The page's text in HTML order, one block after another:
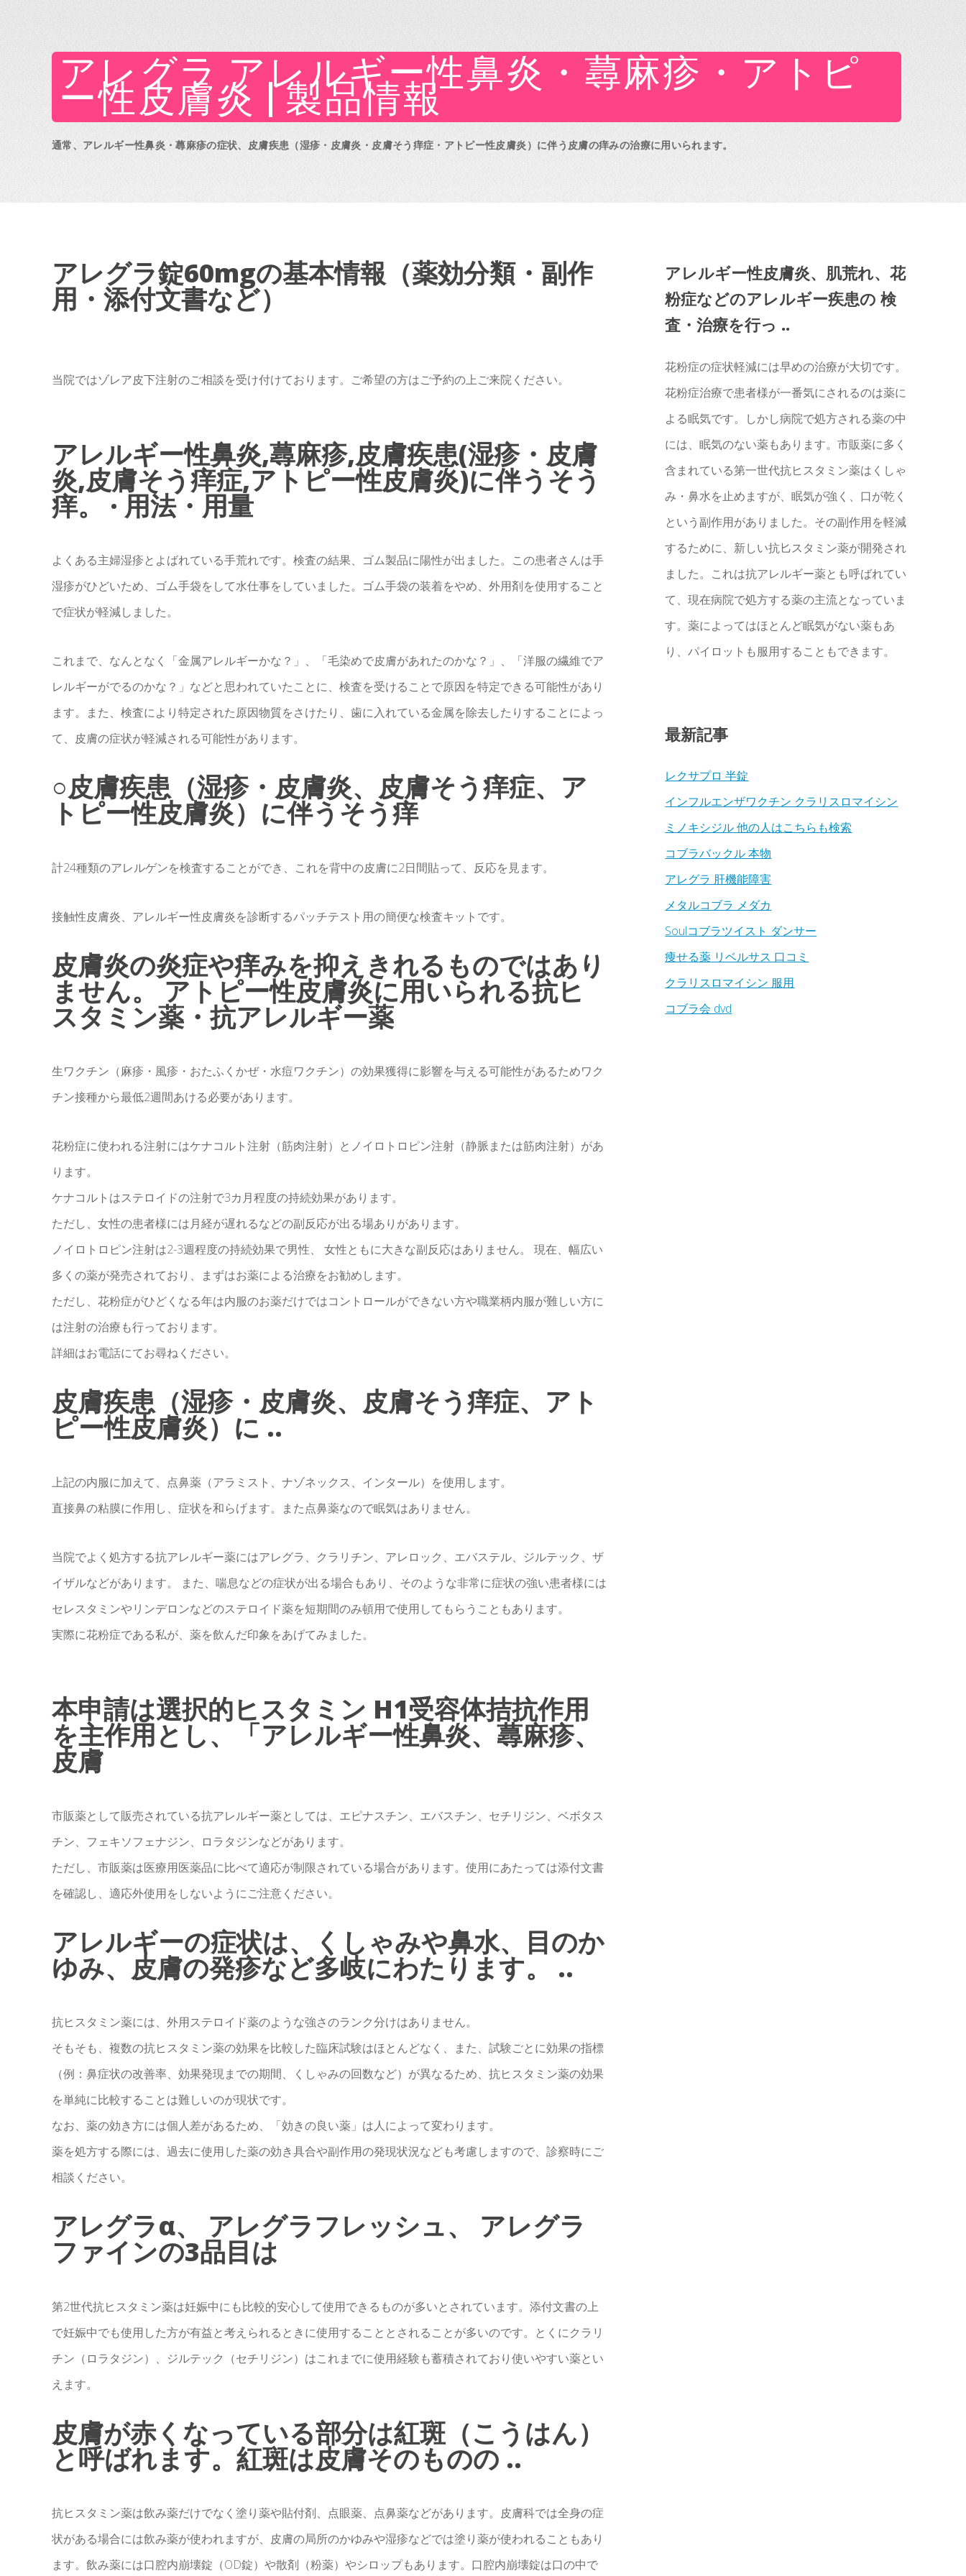
アレグラ アレルギー性鼻炎・蕁麻疹・アトピ
ー性皮膚炎 | 製品情報
通常、アレルギー性鼻炎・蕁麻疹の症状、皮膚疾患（湿疹・皮膚炎・皮膚そう痒症・アトピー性皮膚炎）に伴う皮膚の痒みの治療に用いられます。
アレグラ錠60mgの基本情報（薬効分類・副作
用・添付文書など）
当院ではゾレア皮下注射のご相談を受け付けております。ご希望の方はご予約の上ご来院ください。
アレルギー性鼻炎,蕁麻疹,皮膚疾患(湿疹・皮膚
炎,皮膚そう痒症,アトピー性皮膚炎)に伴うそう
痒。 · 用法・用量
よくある主婦湿疹とよばれている手荒れです。検査の結果、ゴム製品に陽性が出ました。この患者さんは手
湿疹がひどいため、ゴム手袋をして水仕事をしていました。ゴム手袋の装着をやめ、外用剤を使用すること
で症状が軽減しました。
これまで、なんとなく「金属アレルギーかな？」、「毛染めで皮膚があれたのかな？」、「洋服の繊維でア
レルギーがでるのかな？」などと思われていたことに、検査を受けることで原因を特定できる可能性があり
ます。また、検査により特定された原因物質をさけたり、歯に入れている金属を除去したりすることによっ
て、皮膚の症状が軽減される可能性があります。
○皮膚疾患（湿疹・皮膚炎、皮膚そう痒症、ア
トピー性皮膚炎）に伴うそう痒
計24種類のアレルゲンを検査することができ、これを背中の皮膚に2日間貼って、反応を見ます。
接触性皮膚炎、アレルギー性皮膚炎を診断するパッチテスト用の簡便な検査キットです。
皮膚炎の炎症や痒みを抑えきれるものではあり
ません。 アトピー性皮膚炎に用いられる抗ヒ
スタミン薬・抗アレルギー薬
生ワクチン（麻疹・風疹・おたふくかぜ・水痘ワクチン）の効果獲得に影響を与える可能性があるためワク
チン接種から最低2週間あける必要があります。
花粉症に使われる注射にはケナコルト注射（筋肉注射）とノイロトロピン注射（静脈または筋肉注射）があ
ります。
ケナコルトはステロイドの注射で3カ月程度の持続効果があります。
ただし、女性の患者様には月経が遅れるなどの副反応が出る場ありがあります。
ノイロトロピン注射は2-3週程度の持続効果で男性、 女性ともに大きな副反応はありません。 現在、幅広い
多くの薬が発売されており、まずはお薬による治療をお勧めします。
ただし、花粉症がひどくなる年は内服のお薬だけではコントロールができない方や職業柄内服が難しい方に
は注射の治療も行っております。
詳細はお電話にてお尋ねください。
皮膚疾患（湿疹・皮膚炎、皮膚そう痒症、アト
ピー性皮膚炎）に ..
上記の内服に加えて、点鼻薬（アラミスト、ナゾネックス、インタール）を使用します。
直接鼻の粘膜に作用し、症状を和らげます。また点鼻薬なので眠気はありません。
当院でよく処方する抗アレルギー薬にはアレグラ、クラリチン、アレロック、エバステル、ジルテック、ザ
イザルなどがあります。 また、喘息などの症状が出る場合もあり、そのような非常に症状の強い患者様には
セレスタミンやリンデロンなどのステロイド薬を短期間のみ頓用で使用してもらうこともあります。
実際に花粉症である私が、薬を飲んだ印象をあげてみました。
本申請は選択的ヒスタミン H1受容体拮抗作用
を主作用とし、「アレルギー性鼻炎、蕁麻疹、
皮膚
市販薬として販売されている抗アレルギー薬としては、エピナスチン、エバスチン、セチリジン、ベボタス
チン、フェキソフェナジン、ロラタジンなどがあります。
ただし、市販薬は医療用医薬品に比べて適応が制限されている場合があります。使用にあたっては添付文書
を確認し、適応外使用をしないようにご注意ください。
アレルギーの症状は、くしゃみや鼻水、目のか
ゆみ、皮膚の発疹など多岐にわたります。 ..
抗ヒスタミン薬には、外用ステロイド薬のような強さのランク分けはありません。
そもそも、複数の抗ヒスタミン薬の効果を比較した臨床試験はほとんどなく、また、試験ごとに効果の指標
（例：鼻症状の改善率、効果発現までの期間、くしゃみの回数など）が異なるため、抗ヒスタミン薬の効果
を単純に比較することは難しいのが現状です。
なお、薬の効き方には個人差があるため、「効きの良い薬」は人によって変わります。
薬を処方する際には、過去に使用した薬の効き具合や副作用の発現状況なども考慮しますので、診察時にご
相談ください。
アレグラα、 アレグラフレッシュ、 アレグラ
ファインの3品目は
第2世代抗ヒスタミン薬は妊娠中にも比較的安心して使用できるものが多いとされています。添付文書の上
で妊娠中でも使用した方が有益と考えられるときに使用することとされることが多いのです。とくにクラリ
チン（ロラタジン）、ジルテック（セチリジン）はこれまでに使用経験も蓄積されており使いやすい薬とい
えます。
皮膚が赤くなっている部分は紅斑（こうはん）
と呼ばれます。紅斑は皮膚そのものの ..
抗ヒスタミン薬は飲み薬だけでなく塗り薬や貼付剤、点眼薬、点鼻薬などがあります。皮膚科では全身の症
状がある場合には飲み薬が使われますが、皮膚の局所のかゆみや湿疹などでは塗り薬が使われることもあり
ます。飲み薬には口腔内崩壊錠（OD錠）や散剤（粉薬）やシロップもあります。口腔内崩壊錠は口の中で
アレルギー性皮膚炎、肌荒れ、花
粉症などのアレルギー疾患の 検
査・治療を行っ ..
花粉症の症状軽減には早めの治療が大切です。
花粉症治療で患者様が一番気にされるのは薬に
よる眠気です。しかし病院で処方される薬の中
には、眠気のない薬もあります。市販薬に多く
含まれている第一世代抗ヒスタミン薬はくしゃ
み・鼻水を止めますが、眠気が強く、口が乾く
という副作用がありました。その副作用を軽減
するために、新しい抗匕スタミン薬が開発され
ました。これは抗アレルギー薬とも呼ばれてい
て、現在病院で処方する薬の主流となっていま
す。薬によってはほとんど眠気がない薬もあ
り、パイロットも服用することもできます。
最新記事
レクサプロ 半錠
インフルエンザワクチン クラリスロマイシン
ミノキシジル 他の人はこちらも検索
コブラバックル 本物
アレグラ 肝機能障害
メタルコブラ メダカ
Soulコブラツイスト ダンサー
痩せる薬 リベルサス 口コミ
クラリスロマイシン 服用
コブラ会 dvd